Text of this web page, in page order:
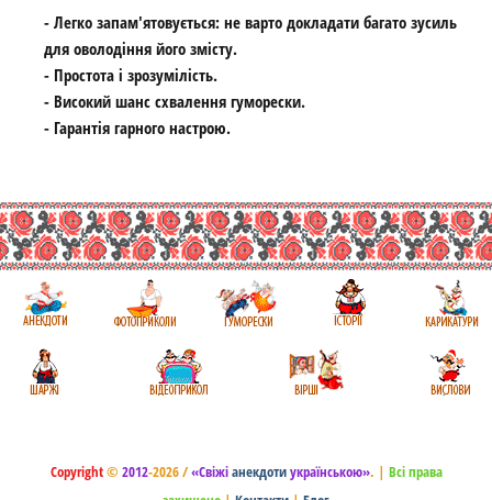
- Легко запам'ятовується: не варто докладати багато зусиль
для оволодіння його змісту.
- Простота і зрозумілість.
- Високий шанс схвалення гуморески.
- Гарантія гарного настрою.
Copyright© 2012-2026 /«Свіжіанекдотиукраїнською». | Всі права